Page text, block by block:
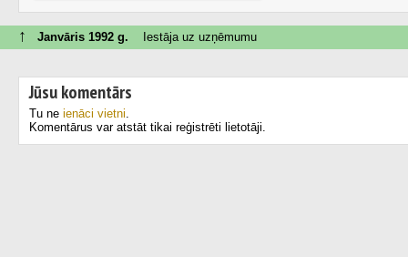
↑ Janvāris 1992 g. Iestāja uz uzņēmumu
Jūsu komentārs
Tu ne ienāci vietni.
Komentārus var atstāt tikai reģistrēti lietotāji.